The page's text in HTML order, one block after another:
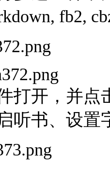
fb2,
打开，并点
听书、设置